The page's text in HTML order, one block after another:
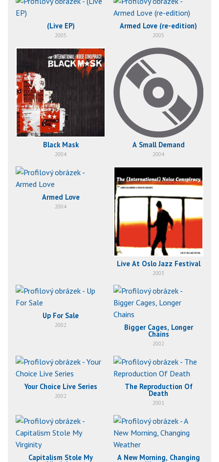
(Live EP)
2005
Armed Love (re-edition)
2005
Black Mask
2004
A Small Demand
2004
Armed Love
2004
Live At Oslo Jazz Festival
2003
Up For Sale
2002 Bigger Cages, Longer
Chains
2002
Your Choice Live Series
2002
The Reproduction Of
Death
2001
Capitalism Stole My A New Morning, Changing